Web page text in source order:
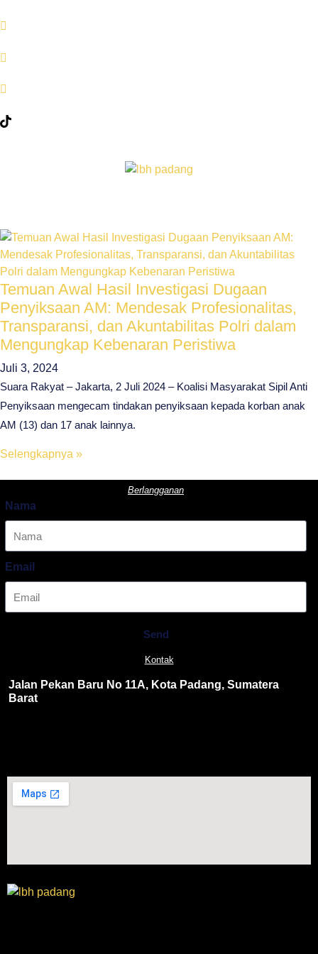
Temuan Awal Hasil Investigasi Dugaan
Penyiksaan AM: Mendesak Profesionalitas,
Transparansi, dan Akuntabilitas Polri dalam
Mengungkap Kebenaran Peristiwa
Juli 3, 2024
Suara Rakyat – Jakarta, 2 Juli 2024 – Koalisi Masyarakat Sipil Anti
Penyiksaan mengecam tindakan penyiksaan kepada korban anak
AM (13) dan 17 anak lainnya.
Selengkapnya »
Berlangganan
Nama
Email
Send
Kontak
Jalan Pekan Baru No 11A, Kota Padang, Sumatera
Barat